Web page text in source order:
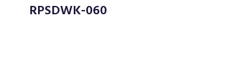
RPSDWK-060